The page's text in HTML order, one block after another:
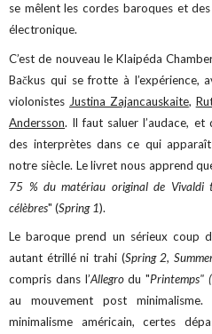
se mêlent les cordes baroques et
électronique.
C’est de nouveau le Klaipéda
Bačkus qui se frotte à l’expérience,
violonistes Justina Zajancauskaite,
Andersson. Il faut saluer l’audace,
des interprètes dans ce qui
notre siècle. Le livret nous apprend
75 % du matériau original de Vivaldi
célèbres" (Spring 1).
Le baroque prend un sérieux coup
autant étrillé ni trahi (Spring 2,
compris dans l’Allegrodu "Printemps"
au mouvement post
minimalisme américain, certes